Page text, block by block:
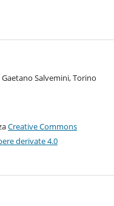
Salvemini, Torino
Creative Commons
derivate 4.0